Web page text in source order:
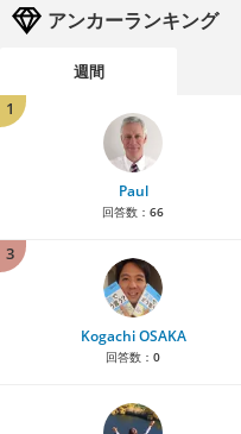
アンカーランキング
週間
1
Paul
回答数： 66
3
Kogachi OSAKA
回答数： 0